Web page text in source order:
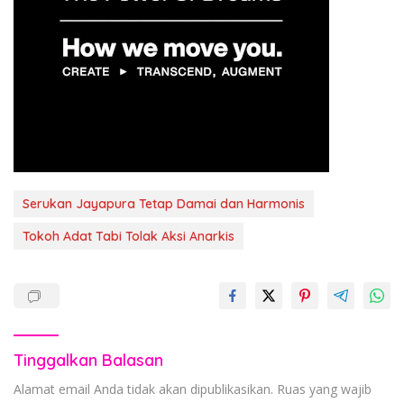
Serukan Jayapura Tetap Damai dan Harmonis
Tokoh Adat Tabi Tolak Aksi Anarkis
Tinggalkan Balasan
Alamat email Anda tidak akan dipublikasikan. Ruas yang wajib